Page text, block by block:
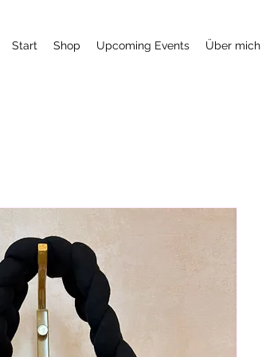
Start Shop Upcoming Events Über mich